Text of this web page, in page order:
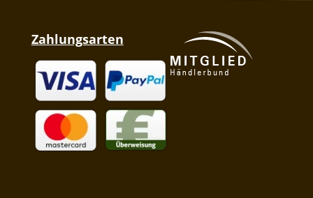
Zahlungsarten